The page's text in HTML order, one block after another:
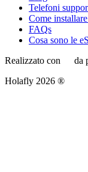
Telefoni
Come
FAQs
Cosa sono le
Realizzato con
da
Holafly 2026 ®